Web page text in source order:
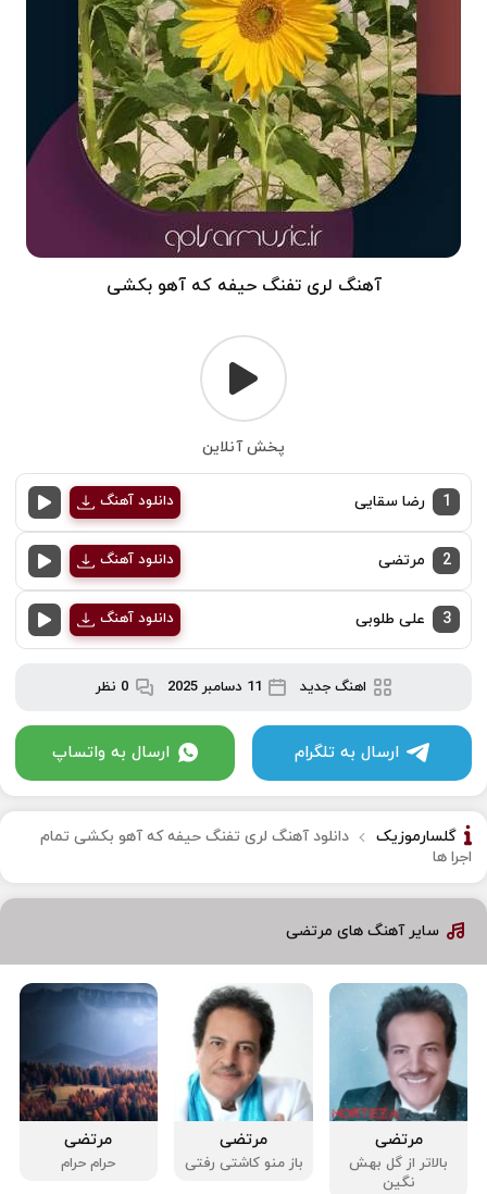
آهنگ لری تفنگ حیفه که آهو بکشی
پخش آنلاین
1 رضا سقایی دانلود آهنگ
2 مرتضی دانلود آهنگ
3 علی طلوبی دانلود آهنگ
اهنگ جدید 11 دسامبر 2025 0 نظر
ارسال به تلگرام ارسال به واتساپ
گلسارموزیک
دانلود آهنگ لری تفنگ حیفه که آهو بکشی تمام
اجرا ها
سایر آهنگ های مرتضی
مرتضی
بالاتر از گل بهش
نگین
مرتضی
باز منو کاشتی رفتی
مرتضی
حرام حرام